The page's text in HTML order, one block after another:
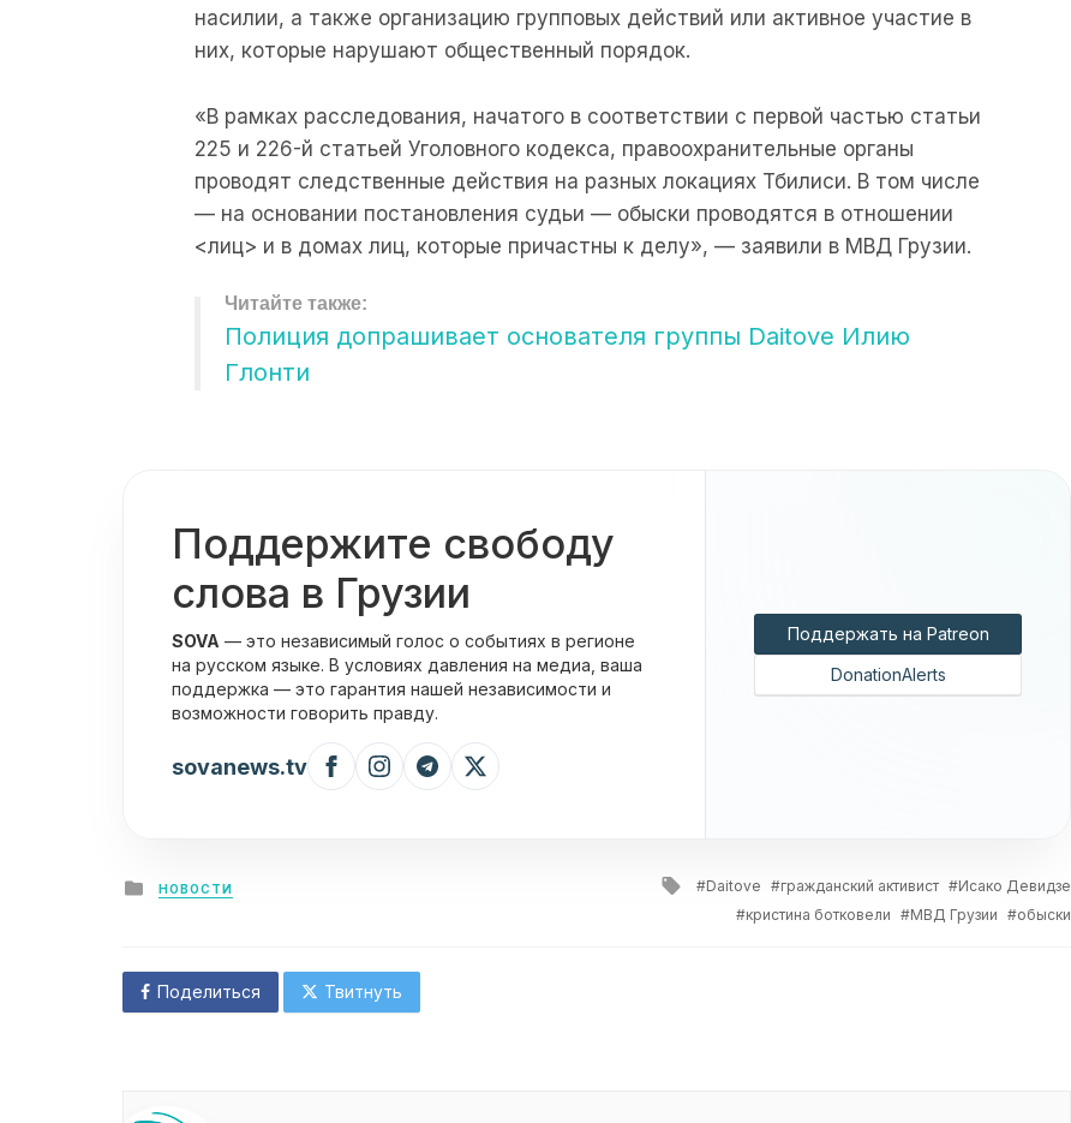
насилии, а также организацию групповых действий или активное участие в
них, которые нарушают общественный порядок.
«В рамках расследования, начатого в соответствии с первой частью статьи
225 и 226-й статьей Уголовного кодекса, правоохранительные органы
проводят следственные действия на разных локациях Тбилиси. В том числе
— на основании постановления судьи — обыски проводятся в отношении
<лиц> и в домах лиц, которые причастны к делу», — заявили в МВД Грузии.
Полиция допрашивает основателя группы Daitove Илию
Глонти
Поддержите свободу
слова в Грузии
SOVA — это независимый голос о событиях в регионе
на русском языке. В условиях давления на медиа, ваша
поддержка — это гарантия нашей независимости и
возможности говорить правду.
sovanews.tv
Поддержать на Patreon
DonationAlerts
Posted
in
НОВОСТИ
Tagged
Daitove гражданский активист
Исако Девидзе
кристина ботковели
МВД Грузии обыски
Поделиться Твитнуть